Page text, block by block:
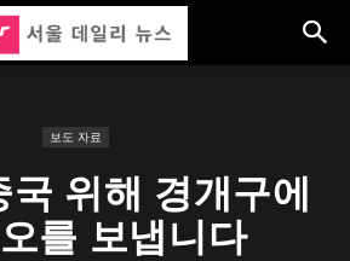
보도 자료
국 위해 경개구에
를 보냅니다